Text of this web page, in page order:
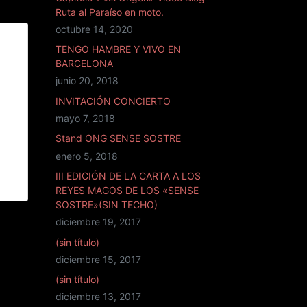
Ruta al Paraíso en moto.
octubre 14, 2020
TENGO HAMBRE Y VIVO EN
BARCELONA
junio 20, 2018
INVITACIÓN CONCIERTO
mayo 7, 2018
Stand ONG SENSE SOSTRE
enero 5, 2018
III EDICIÓN DE LA CARTA A LOS
REYES MAGOS DE LOS «SENSE
SOSTRE»(SIN TECHO)
diciembre 19, 2017
(sin título)
diciembre 15, 2017
(sin título)
diciembre 13, 2017